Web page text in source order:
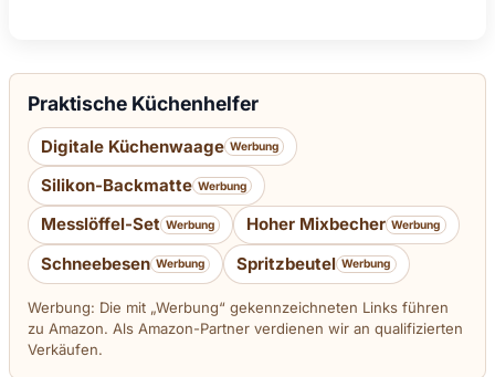
Praktische Küchenhelfer
Digitale Küchenwaage Werbung
Silikon-Backmatte Werbung
Messlöffel-Set Werbung Hoher Mixbecher Werbung
Schneebesen Werbung Spritzbeutel Werbung
Werbung: Die mit „Werbung“ gekennzeichneten Links führen
zu Amazon. Als Amazon-Partner verdienen wir an qualifizierten
Verkäufen.